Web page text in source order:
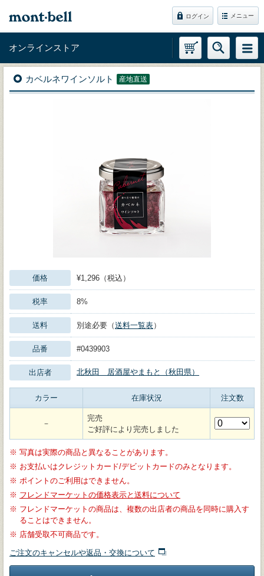
ログイン メニュー
オンラインストア
カベルネワインソルト 産地直送
価格 ¥1,296（税込）
税率 8%
送料 別途必要（送料一覧表）
品番 #0439903
出店者 北秋田 居酒屋やまもと（秋田県）
カラー 在庫状況 注文数
－
完売
ご好評により完売しました
※ 写真は実際の商品と異なることがあります。
※ お支払いはクレジットカード/デビットカードのみとなります。
※ ポイントのご利用はできません。
※ フレンドマーケットの価格表示と送料について
※ フレンドマーケットの商品は、複数の出店者の商品を同時に購入す
ることはできません。
※ 店舗受取不可商品です。
ご注文のキャンセルや返品・交換について